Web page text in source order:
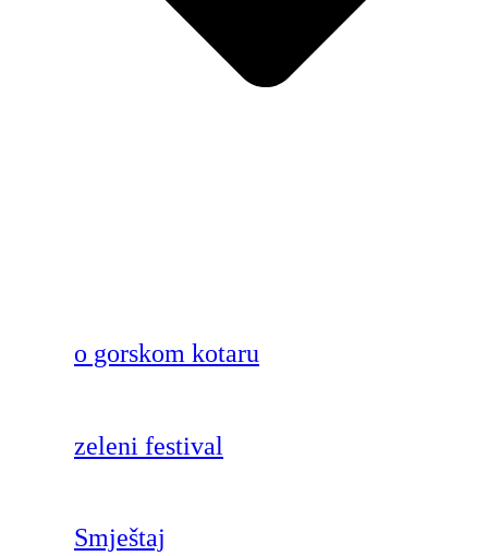
o gorskom kotaru
zeleni festival
Smještaj